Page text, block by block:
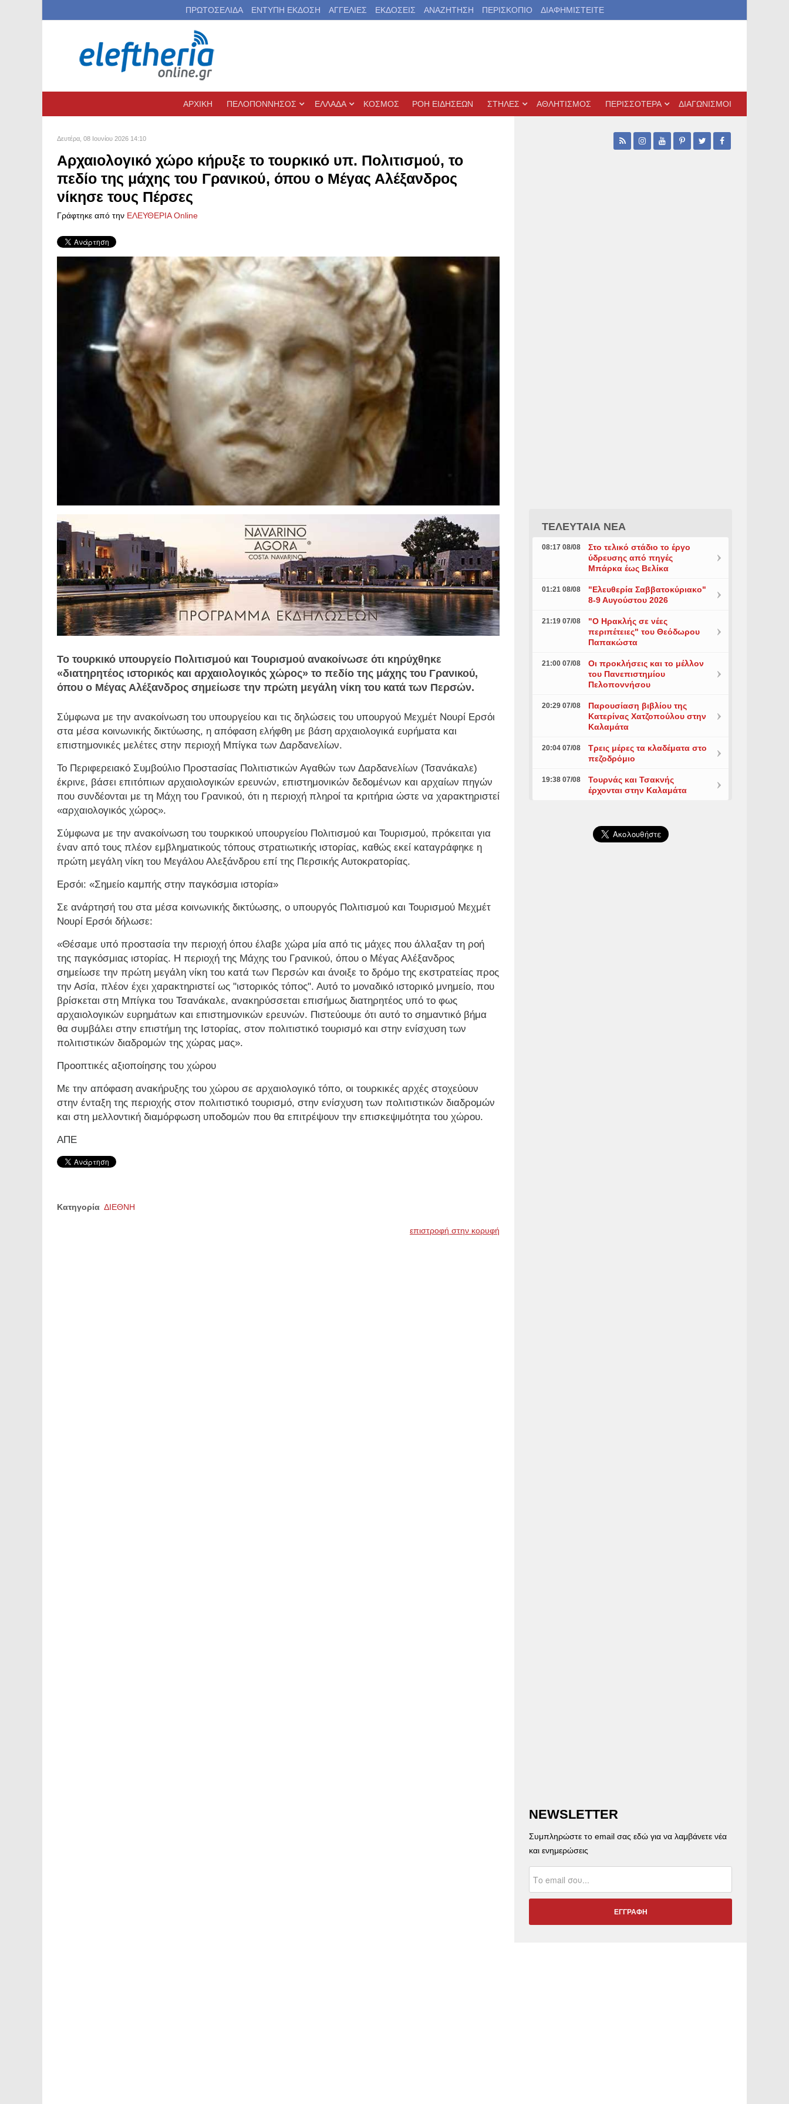
ΠΡΩΤΟΣΕΛΙΔΑ ΕΝΤΥΠΗ ΕΚΔΟΣΗ ΑΓΓΕΛΙΕΣ ΕΚΔΟΣΕΙΣ ΑΝΑΖΗΤΗΣΗ ΠΕΡΙΣΚΟΠΙΟ ΔΙΑΦΗΜΙΣΤΕΙΤΕ
ΑΡΧΙΚΗ ΠΕΛΟΠΟΝΝΗΣΟΣ ΕΛΛΑΔΑ ΚΟΣΜΟΣ ΡΟΗ ΕΙΔΗΣΕΩΝ ΣΤΗΛΕΣ ΑΘΛΗΤΙΣΜΟΣ ΠΕΡΙΣΣΟΤΕΡΑ ΔΙΑΓΩΝΙΣΜΟΙ
Δευτέρα, 08 Ιουνίου 2026 14:10
Αρχαιολογικό χώρο κήρυξε το τουρκικό υπ. Πολιτισμού, το
πεδίο της μάχης του Γρανικού, όπου ο Μέγας Αλέξανδρος
νίκησε τους Πέρσες
Γράφτηκε από την ΕΛΕΥΘΕΡΙΑ Online
Το τουρκικό υπουργείο Πολιτισμού και Τουρισμού ανακοίνωσε ότι κηρύχθηκε
«διατηρητέος ιστορικός και αρχαιολογικός χώρος» το πεδίο της μάχης του Γρανικού,
όπου ο Μέγας Αλέξανδρος σημείωσε την πρώτη μεγάλη νίκη του κατά των Περσών.
Σύμφωνα με την ανακοίνωση του υπουργείου και τις δηλώσεις του υπουργού Μεχμέτ Νουρί Ερσόι
στα μέσα κοινωνικής δικτύωσης, η απόφαση ελήφθη με βάση αρχαιολογικά ευρήματα και
επιστημονικές μελέτες στην περιοχή Μπίγκα των Δαρδανελίων.
Το Περιφερειακό Συμβούλιο Προστασίας Πολιτιστικών Αγαθών των Δαρδανελίων (Τσανάκαλε)
έκρινε, βάσει επιτόπιων αρχαιολογικών ερευνών, επιστημονικών δεδομένων και αρχαίων πηγών
που συνδέονται με τη Μάχη του Γρανικού, ότι η περιοχή πληροί τα κριτήρια ώστε να χαρακτηριστεί
«αρχαιολογικός χώρος».
Σύμφωνα με την ανακοίνωση του τουρκικού υπουργείου Πολιτισμού και Τουρισμού, πρόκειται για
έναν από τους πλέον εμβληματικούς τόπους στρατιωτικής ιστορίας, καθώς εκεί καταγράφηκε η
πρώτη μεγάλη νίκη του Μεγάλου Αλεξάνδρου επί της Περσικής Αυτοκρατορίας.
Ερσόι: «Σημείο καμπής στην παγκόσμια ιστορία»
Σε ανάρτησή του στα μέσα κοινωνικής δικτύωσης, ο υπουργός Πολιτισμού και Τουρισμού Μεχμέτ
Νουρί Ερσόι δήλωσε:
«Θέσαμε υπό προστασία την περιοχή όπου έλαβε χώρα μία από τις μάχες που άλλαξαν τη ροή
της παγκόσμιας ιστορίας. Η περιοχή της Μάχης του Γρανικού, όπου ο Μέγας Αλέξανδρος
σημείωσε την πρώτη μεγάλη νίκη του κατά των Περσών και άνοιξε το δρόμο της εκστρατείας προς
την Ασία, πλέον έχει χαρακτηριστεί ως "ιστορικός τόπος". Αυτό το μοναδικό ιστορικό μνημείο, που
βρίσκεται στη Μπίγκα του Τσανάκαλε, ανακηρύσσεται επισήμως διατηρητέος υπό το φως
αρχαιολογικών ευρημάτων και επιστημονικών ερευνών. Πιστεύουμε ότι αυτό το σημαντικό βήμα
θα συμβάλει στην επιστήμη της Ιστορίας, στον πολιτιστικό τουρισμό και στην ενίσχυση των
πολιτιστικών διαδρομών της χώρας μας».
Προοπτικές αξιοποίησης του χώρου
Με την απόφαση ανακήρυξης του χώρου σε αρχαιολογικό τόπο, οι τουρκικές αρχές στοχεύουν
στην ένταξη της περιοχής στον πολιτιστικό τουρισμό, στην ενίσχυση των πολιτιστικών διαδρομών
και στη μελλοντική διαμόρφωση υποδομών που θα επιτρέψουν την επισκεψιμότητα του χώρου.
ΑΠΕ
Κατηγορία ΔΙΕΘΝΗ
επιστροφή στην κορυφή
ΤΕΛΕΥΤΑΙΑ ΝΕΑ
08:17 08/08
Στο τελικό στάδιο το έργο
ύδρευσης από πηγές
Μπάρκα έως Βελίκα
01:21 08/08
"Ελευθερία Σαββατοκύριακο"
8-9 Αυγούστου 2026
21:19 07/08
"Ο Ηρακλής σε νέες
περιπέτειες" του Θεόδωρου
Παπακώστα
21:00 07/08
Οι προκλήσεις και το μέλλον
του Πανεπιστημίου
Πελοποννήσου
20:29 07/08
Παρουσίαση βιβλίου της
Κατερίνας Χατζοπούλου στην
Καλαμάτα
20:04 07/08
Τρεις μέρες τα κλαδέματα στο
πεζοδρόμιο
19:38 07/08
Τουρνάς και Τσακνής
έρχονται στην Καλαμάτα
NEWSLETTER
Συμπληρώστε το email σας εδώ για να λαμβάνετε νέα
και ενημερώσεις